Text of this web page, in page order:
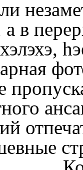
а в